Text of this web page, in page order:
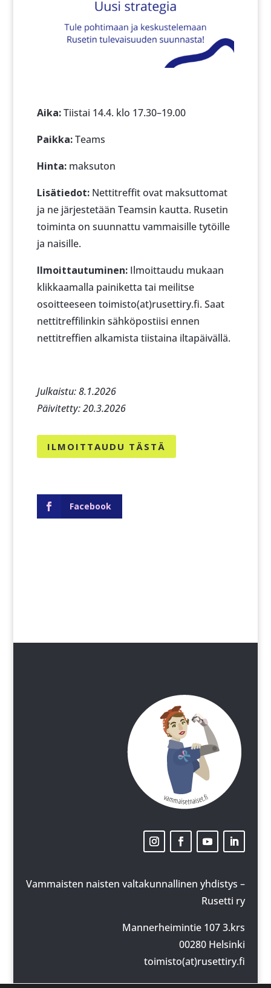
Aika:Tiistai 14.4. klo 17.30–19.00
Paikka:Teams
Hinta:maksuton
Lisätiedot:Nettitreffit ovat maksuttomat
ja ne järjestetään Teamsin kautta. Rusetin
toiminta on suunnattu vammaisille tytöille
ja naisille.
Ilmoittautuminen:Ilmoittaudu mukaan
klikkaamalla painiketta tai meilitse
osoitteeseen toimisto(at)rusettiry.fi. Saat
nettitreffilinkin sähköpostiisi ennen
nettitreffien alkamista tiistaina iltapäivällä.
Julkaistu: 8.1.2026
Päivitetty: 20.3.2026
ILMOITTAUDU TÄSTÄ
Facebook
Vammaisten naisten valtakunnallinen yhdistys –
Rusetti ry
Mannerheimintie 107 3.krs
00280 Helsinki
toimisto(at)rusettiry.fi